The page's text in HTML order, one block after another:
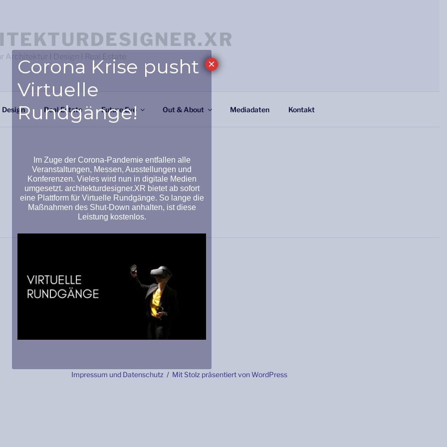
Architektur I Design I Real Estate
Design Real Estate Future Eye Out & About Mediadaten Kontakt
Impressum und Datenschutz Mit Stolz präsentiert von WordPress
Corona Krise pusht
Virtuelle
Rundgänge!
Im Zuge der Corona-Pandemie entfallen alle
Veranstaltungen, Messen, Ausstellungen und
Konferenzen. Vieles wird nun in digitale Medien
umgesetzt. architekturdesigner.XR bietet ab sofort
eine Plattform für Virtuelle Rundgänge. So lange die
Maßnahmen des Shut-Down anhalten, ist diese
Leistung kostenlos.
×